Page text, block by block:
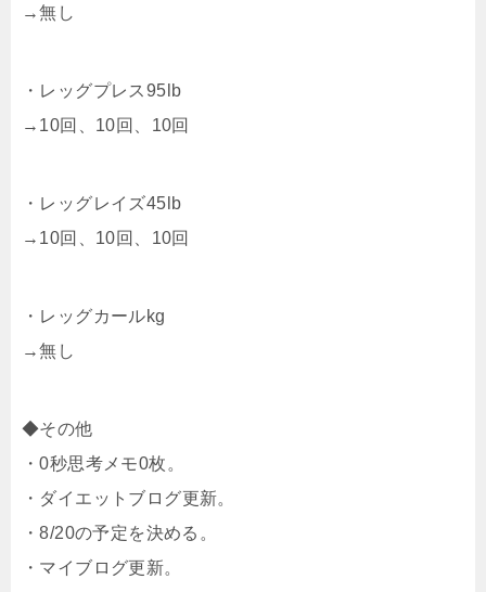
→無し
・レッグプレス95lb
→10回、10回、10回
・レッグレイズ45lb
→10回、10回、10回
・レッグカールkg
→無し
◆その他
・0秒思考メモ0枚。
・ダイエットブログ更新。
・8/20の予定を決める。
・マイブログ更新。